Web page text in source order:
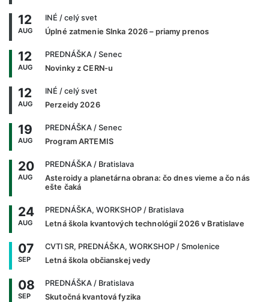
12
AUG
INÉ / celý svet
Úplné zatmenie Slnka 2026 – priamy prenos
12
AUG
PREDNÁŠKA / Senec
Novinky z CERN-u
12
AUG
INÉ / celý svet
Perzeidy 2026
19
AUG
PREDNÁŠKA / Senec
Program ARTEMIS
20
AUG
PREDNÁŠKA / Bratislava
Asteroidy a planetárna obrana: čo dnes vieme a čo nás
ešte čaká
24
AUG
PREDNÁŠKA, WORKSHOP / Bratislava
Letná škola kvantových technológií 2026 v Bratislave
07
SEP
CVTI SR, PREDNÁŠKA, WORKSHOP / Smolenice
Letná škola občianskej vedy
08
SEP
PREDNÁŠKA / Bratislava
Skutočná kvantová fyzika